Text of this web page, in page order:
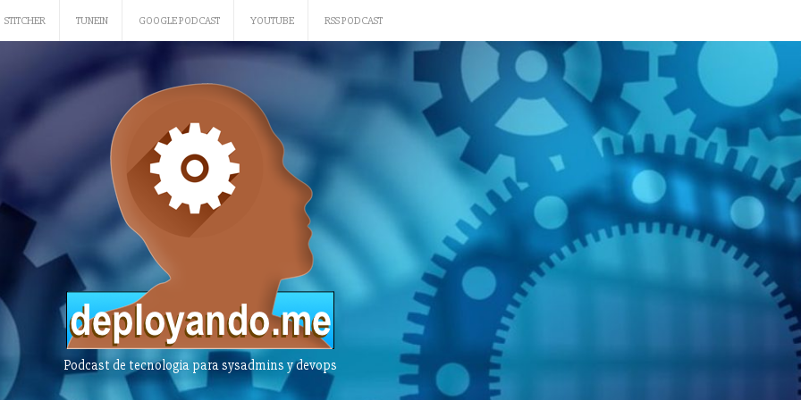
STITCHER TUNEIN GOOGLE PODCAST YOUTUBE RSS PODCAST
Podcast de tecnologia para sysadmins y devops